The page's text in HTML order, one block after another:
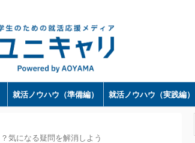
就活ノウハウ（準備編） 就活ノウハウ（実践編）
気になる疑問を解消しよう